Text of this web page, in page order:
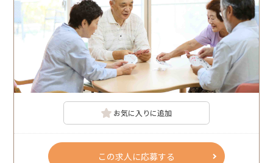
お気に入りに追加
この求人に応募する